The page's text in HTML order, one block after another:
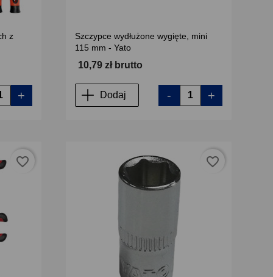
z
+
Szczypce wydłużone wygięte, mini
115 mm - Yato
10,79 zł brutto
Dodaj - +
favorite_border favorite_border